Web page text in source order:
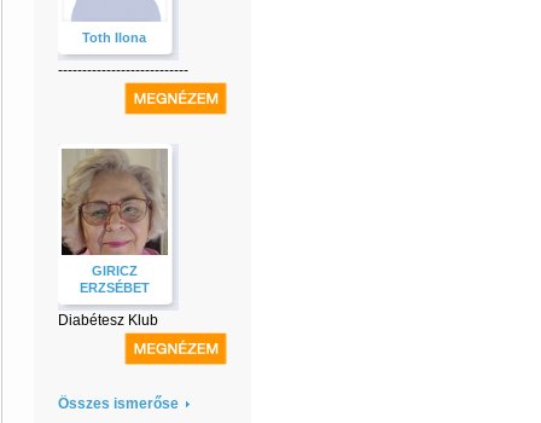
Toth Ilona
---------------------------
GIRICZ
ERZSÉBET
Diabétesz Klub
Összes ismerőse